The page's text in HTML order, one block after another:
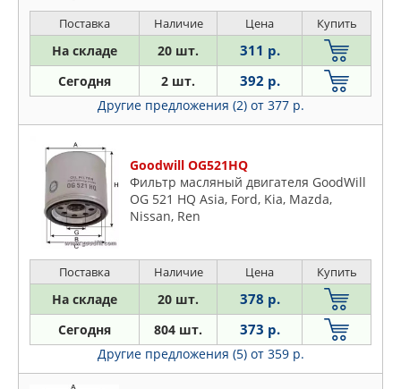
Поставка Наличие Цена Купить
На складе 20 шт. 311 р.
Сегодня 2 шт. 392 р.
Другие предложения (2) от 377 р.
Goodwill OG521HQ
Фильтр масляный двигателя GoodWill
OG 521 HQ Asia, Ford, Kia, Mazda,
Nissan, Ren
Поставка Наличие Цена Купить
На складе 20 шт. 378 р.
Сегодня 804 шт. 373 р.
Другие предложения (5) от 359 р.